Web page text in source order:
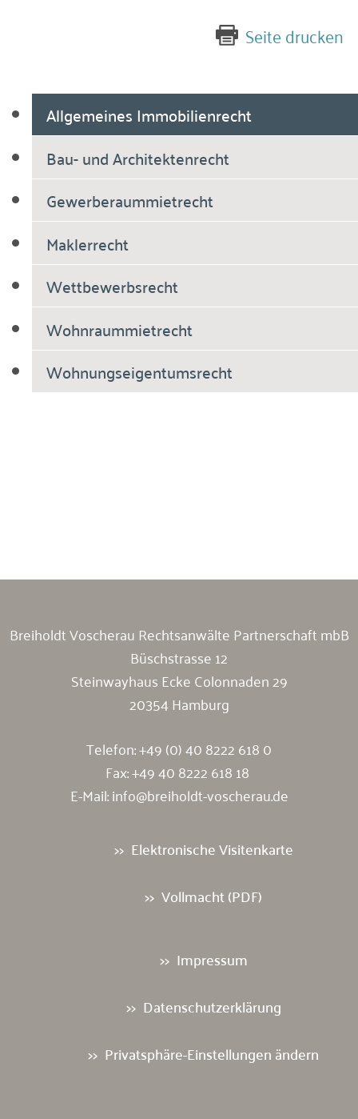
Allgemeines Immobilienrecht
Bau- und Architektenrecht
Gewerberaummietrecht
Maklerrecht
Wettbewerbsrecht
Wohnraummietrecht
Wohnungseigentumsrecht
Seite drucken
Breiholdt Voscherau Rechtsanwälte Partnerschaft mbB
Büschstrasse 12
Steinwayhaus Ecke Colonnaden 29
20354 Hamburg
Telefon:+49 (0) 40 8222 618 0
Fax: +49 40 8222 618 18
E-Mail:info@breiholdt-voscherau.de
Elektronische Visitenkarte
Vollmacht (PDF)
Impressum
Datenschutzerklärung
Privatsphäre-Einstellungen ändern